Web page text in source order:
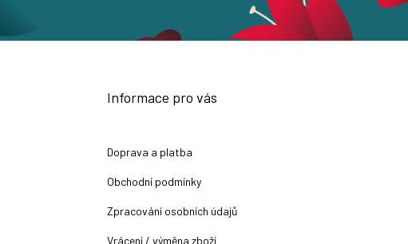
Informace pro vás
Doprava a platba
Obchodní podmínky
Zpracování osobních údajů
Vrácení / výměna zboží